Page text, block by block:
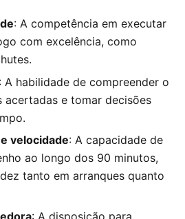
: A competência em executar
com excelência, como
: A habilidade de compreender o
acertadas e tomar decisões
velocidade: A capacidade de
ao longo dos 90 minutos,
tanto em arranques quanto
: A disposição para